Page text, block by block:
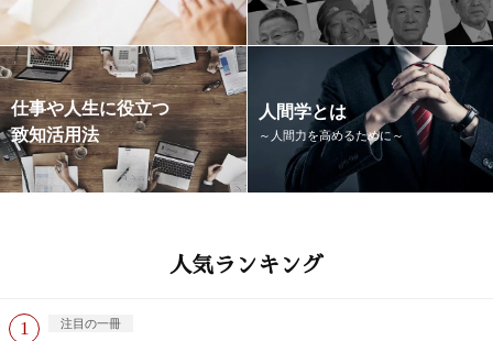
仕事や人生に役立つ
致知活用法
人間学とは
～人間力を高めるために～
人気ランキング
注目の一冊